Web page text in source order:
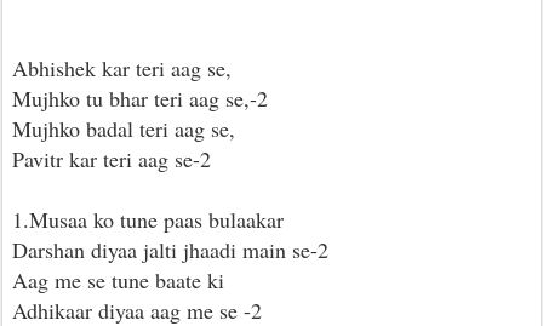
Abhishek kar teri aag se,
Mujhko tu bhar teri aag se,-2
Mujhko badal teri aag se,
Pavitr kar teri aag se-2
1.Musaa ko tune paas bulaakar
Darshan diyaa jalti jhaadi main se-2
Aag me se tune baate ki
Adhikaar diyaa aag me se -2